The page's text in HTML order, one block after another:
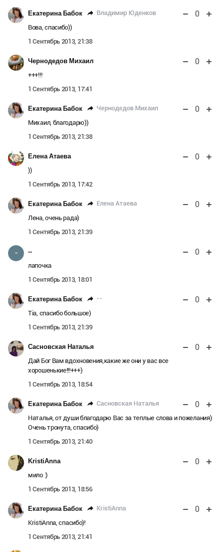
Екатерина Бабок Владимир Юденков 0
Вова, спасибо))
1 Сентябрь 2013, 21:38
Чернодедов Михаил 0
+++!!!
1 Сентябрь 2013, 17:41
Екатерина Бабок Чернодедов Михаил 0
Михаил, благодарю))
1 Сентябрь 2013, 21:38
Елена Атаева 0
))
1 Сентябрь 2013, 17:42
Екатерина Бабок Елена Атаева 0
Лена, очень рада)
1 Сентябрь 2013, 21:39
- -- 0
лапочка
1 Сентябрь 2013, 18:01
Екатерина Бабок -- 0
Tia, спасибо большое)
1 Сентябрь 2013, 21:39
Сасновская Наталья 0
Дай Бог Вам вдохновения,какие же они у вас все
хорошенькие!!!+++)
1 Сентябрь 2013, 18:54
Екатерина Бабок Сасновская Наталья 0
Наталья, от души благодарю Вас за теплые слова и пожелания)
Очень тронута, спасибо)
1 Сентябрь 2013, 21:40
KristiAnna 0
мило :)
1 Сентябрь 2013, 18:56
Екатерина Бабок KristiAnna 0
KristiAnna, спасибо)!
1 Сентябрь 2013, 21:41